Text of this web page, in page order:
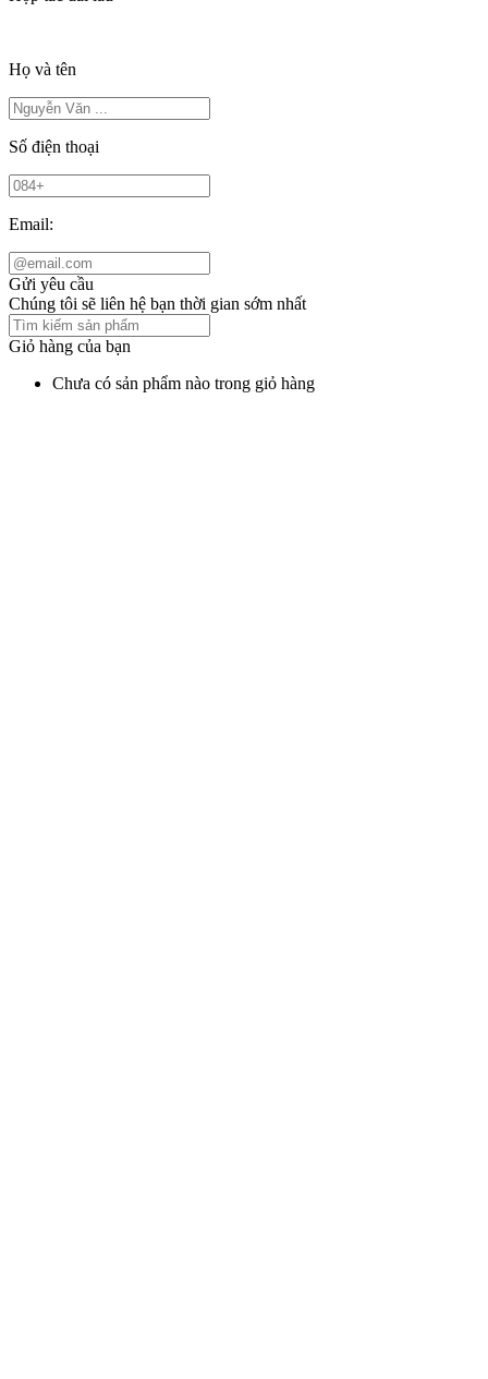
Họ và tên
Số điện thoại
Email:
Gửi yêu cầu
Chúng tôi sẽ liên hệ bạn thời gian sớm nhất
Giỏ hàng của bạn
Chưa có sản phẩm nào trong giỏ hàng